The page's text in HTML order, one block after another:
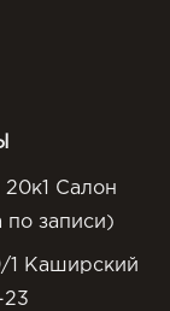
20к1 Салон
по записи)
1 Каширский
23